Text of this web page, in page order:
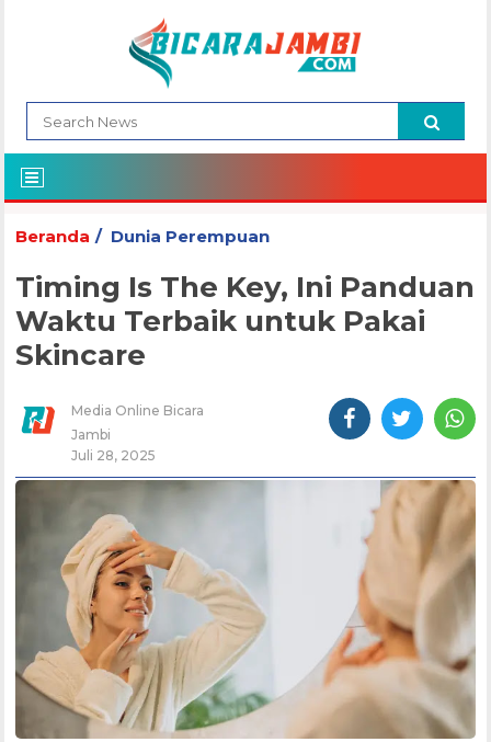
Beranda Dunia Perempuan
Timing Is The Key, Ini Panduan
Waktu Terbaik untuk Pakai
Skincare
Media Online Bicara
Jambi
Juli 28, 2025